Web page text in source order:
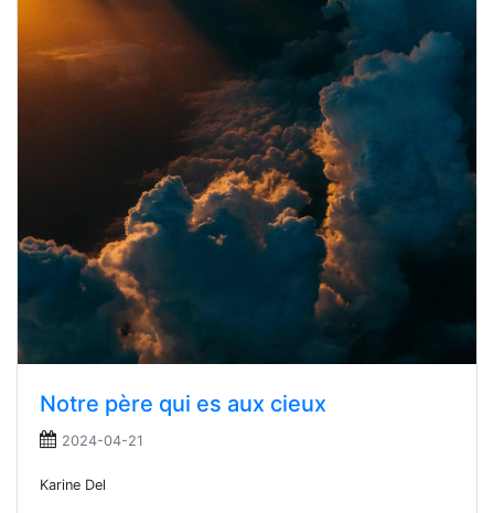
Notre père qui es aux cieux
2024-04-21
Karine Del